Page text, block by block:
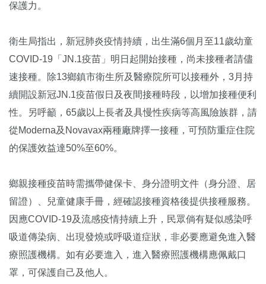
保護力。
衛生局指出，新冠肺炎疫情持續，出生滿6個月至11歲幼童
COVID-19「JN.1疫苗」明日起開始接種，尚未接種者請儘
速接種。除13鄉鎮市衛生所及醫療院所可以接種外，3月持
續開設新冠JN.1疫苗假日及夜間接種時段，以增加接種便利
性。另呼籲，65歲以上長者及具慢性疾病等高風險族群，請
從Moderna及Novavax兩種廠牌擇一接種，可預防重症住院
的保護效益達50%至60%。
鄉親接種疫苗時需攜帶健保卡、身分證明文件（身分證、居
留證）、兒童健康手冊，經確認接種資格後提供接種服務。
因應COVID-19及流感疫情持續上升，民眾倘有疑似感染呼
吸道傳染病、出現發燒或呼吸道症狀，非必要應避免進入醫
療照護機構。如有必要進入，進入醫療照護機構應佩戴口
罩，可保護自己及他人。